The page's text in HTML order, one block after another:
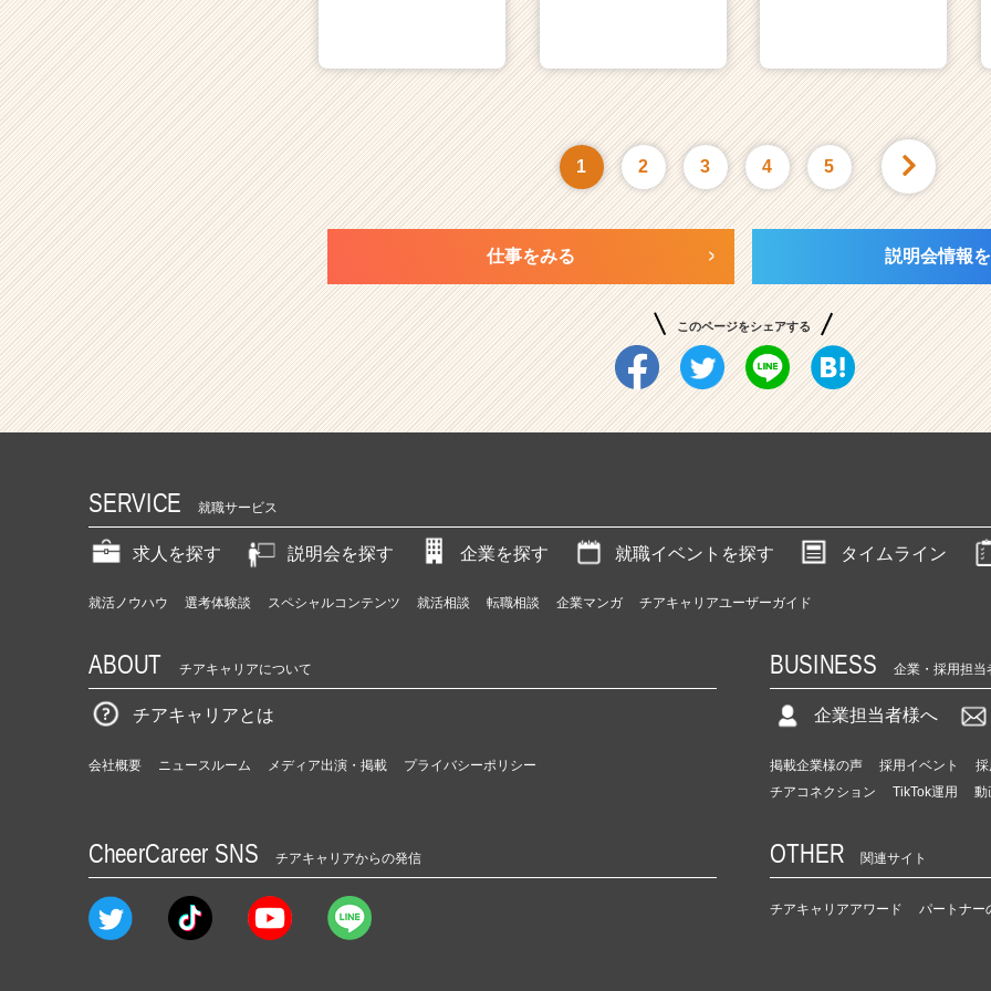
1 2 3 4 5
仕事をみる 説明会情報
このページをシェアする
SERVICE 就職サービス
求人を探す 説明会を探す 企業を探す 就職イベントを探す タイムライン
就活ノウハウ 選考体験談 スペシャルコンテンツ 就活相談 転職相談 企業マンガ チアキャリアユーザーガイド
ABOUT チアキャリアについて
チアキャリアとは
会社概要 ニュースルーム メディア出演・掲載 プライバシーポリシー
BUSINESS 企業・採用担当
企業担当者様へ
掲載企業様の声 採用イベント
チアコネクション
TikTok運用 動
CheerCareer SNS チアキャリアからの発信 OTHER 関連サイト
チアキャリアアワード パートナー